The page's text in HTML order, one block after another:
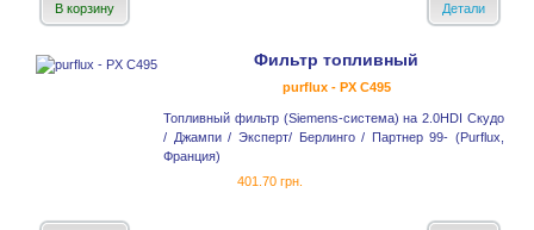
В корзину Детали
Фильтр топливный
purflux - PX C495
Топливный фильтр (Siemens-система) на 2.0HDI Скудо
/ Джампи / Эксперт/ Берлинго / Партнер 99- (Purflux,
Франция)
401.70 грн.